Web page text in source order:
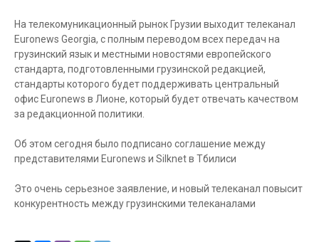
На телекомуникационный рынок Грузии выходит телеканал
Euronews Georgia, с полным переводом всех передач на
грузинский язык и местными новостями европейского
стандарта, подготовленными грузинской редакцией,
стандарты которого будет поддерживать центральный
офис Euronews в Лионе, который будет отвечать качеством
за редакционной политики.
Об этом сегодня было подписано соглашение между
представителями Euronews и Silknet в Тбилиси
Это очень серьезное заявление, и новый телеканал повысит
конкурентность между грузинскими телеканалами